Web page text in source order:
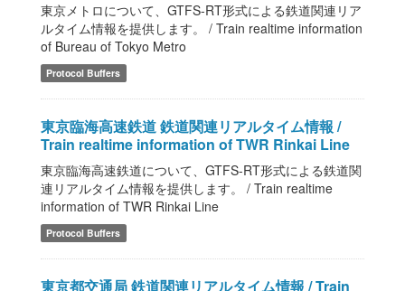
東京メトロについて、GTFS-RT形式による鉄道関連リア
ルタイム情報を提供します。 / Train realtime information
of Bureau of Tokyo Metro
Protocol Buffers
東京臨海高速鉄道 鉄道関連リアルタイム情報 /
Train realtime information of TWR Rinkai Line
東京臨海高速鉄道について、GTFS-RT形式による鉄道関
連リアルタイム情報を提供します。 / Train realtime
information of TWR Rinkai Line
Protocol Buffers
東京都交通局 鉄道関連リアルタイム情報 / Train